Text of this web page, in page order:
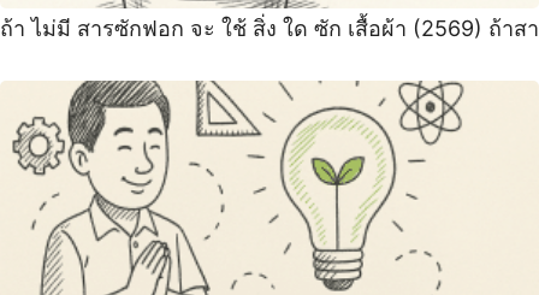
ถ้า ไม่มี สารซักฟอก จะ ใช้ สิ่ง ใด ซัก เสื้อผ้า (2569) ถ้าสา